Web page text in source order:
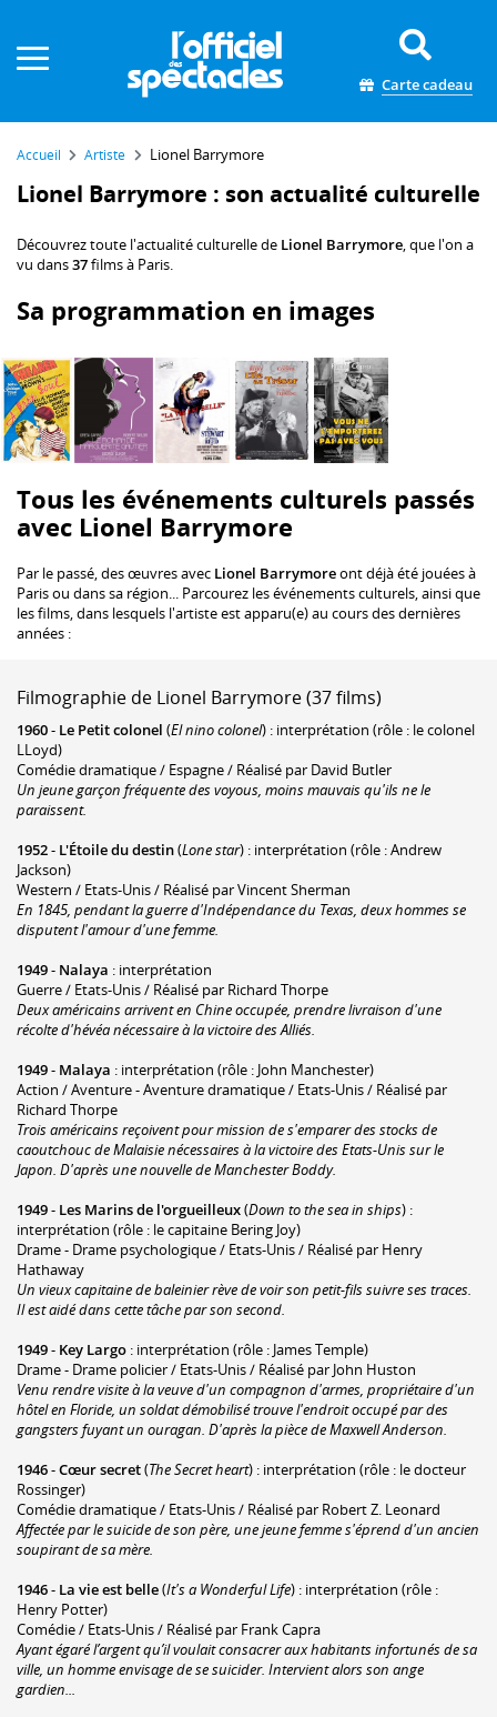
Carte cadeau
Accueil Artiste Lionel Barrymore
Lionel Barrymore : son actualité culturelle
Découvrez toute l'actualité culturelle de Lionel Barrymore, que l'on a
vu dans37films à Paris.
Sa programmation en images
Tous les événements culturels passés
avec Lionel Barrymore
Par le passé, des œuvres avec Lionel Barrymoreont déjà été jouées à
Paris ou dans sa région... Parcourez les événements culturels, ainsi que
les films, dans lesquels l'artiste est apparu(e) au cours des dernières
années :
Filmographie de Lionel Barrymore (37 films)
1960- Le Petit colonel (El nino colonel) : interprétation (rôle : le colonel
LLoyd)
Comédie dramatique / Espagne / Réalisé par David Butler
Un jeune garçon fréquente des voyous, moins mauvais qu'ils ne le
paraissent.
1952- L'Étoile du destin(Lone star) : interprétation (rôle : Andrew
Jackson)
Western / Etats-Unis / Réalisé par Vincent Sherman
En 1845, pendant la guerre d'Indépendance du Texas, deux hommes se
disputent l'amour d'une femme.
1949- Nalaya : interprétation
Guerre / Etats-Unis / Réalisé par Richard Thorpe
Deux américains arrivent en Chine occupée, prendre livraison d'une
récolte d'hévéa nécessaire à la victoire des Alliés.
1949- Malaya : interprétation (rôle : John Manchester)
Action / Aventure - Aventure dramatique / Etats-Unis / Réalisé par
Richard Thorpe
Trois américains reçoivent pour mission de s'emparer des stocks de
caoutchouc de Malaisie nécessaires à la victoire des Etats-Unis sur le
Japon. D'après une nouvelle de Manchester Boddy.
1949- Les Marins de l'orgueilleux(Down to the sea in ships) :
interprétation (rôle : le capitaine Bering Joy)
Drame - Drame psychologique / Etats-Unis / Réalisé par Henry
Hathaway
Un vieux capitaine de baleinier rève de voir son petit-fils suivre ses traces.
Il est aidé dans cette tâche par son second.
1949- Key Largo : interprétation (rôle : James Temple)
Drame - Drame policier / Etats-Unis / Réalisé par John Huston
Venu rendre visite à la veuve d'un compagnon d'armes, propriétaire d'un
hôtel en Floride, un soldat démobilisé trouve l'endroit occupé par des
gangsters fuyant un ouragan. D'après la pièce de Maxwell Anderson.
1946-Cœur secret(The Secret heart) : interprétation (rôle : le docteur
Rossinger)
Comédie dramatique / Etats-Unis / Réalisé par Robert Z. Leonard
Affectée par le suicide de son père, une jeune femme s'éprend d'un ancien
soupirant de sa mère.
1946- La vie est belle(It's a Wonderful Life) : interprétation (rôle :
Henry Potter)
Comédie / Etats-Unis / Réalisé par Frank Capra
Ayant égaré l’argent qu’il voulait consacrer aux habitants infortunés de sa
ville, un homme envisage de se suicider. Intervient alors son ange
gardien...